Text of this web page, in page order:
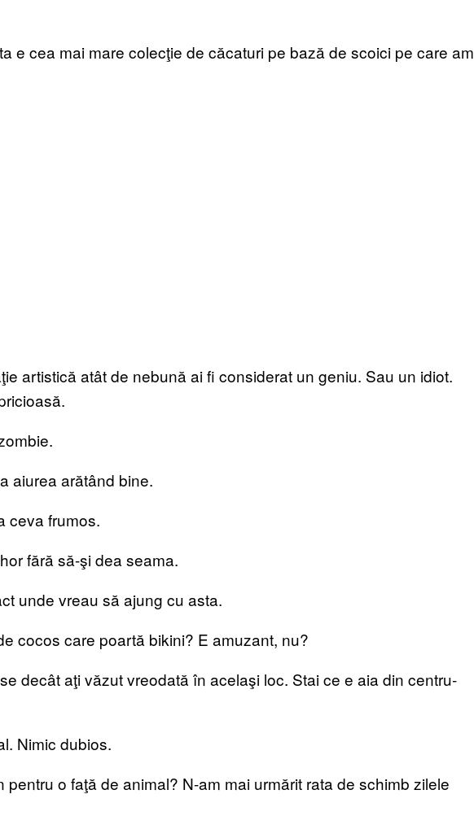
e cea mai mare colecţie de căcaturi pe bază de scoici pe care am
artistică atât de nebună ai fi considerat un geniu. Sau un idiot.
aiurea arătând bine.
ceva frumos.
fără să-şi dea seama.
unde vreau să ajung cu asta.
cocos care poartă bikini? E amuzant, nu?
decât aţi văzut vreodată în acelaşi loc. Stai ce e aia din centru-
Nimic dubios.
pentru o faţă de animal? N-am mai urmărit rata de schimb zilele